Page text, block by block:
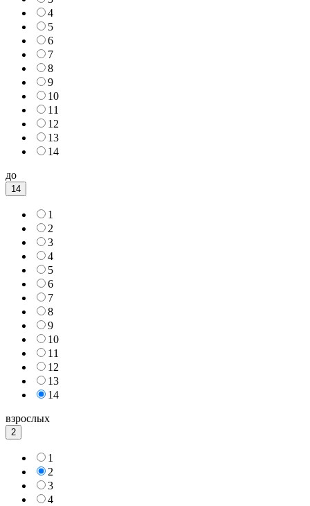
4
5
6
7
8
9
10
11
12
13
14
до
14
1
2
3
4
5
6
7
8
9
10
11
12
13
14
взрослых
2
1
2
3
4